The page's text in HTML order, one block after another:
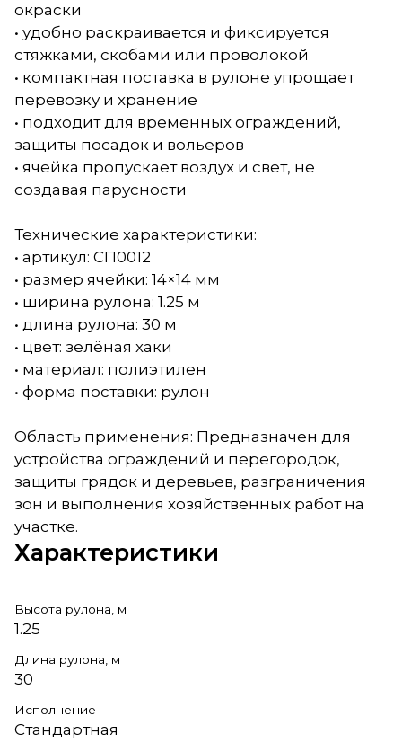
окраски
• удобно раскраивается и фиксируется
стяжками, скобами или проволокой
• компактная поставка в рулоне упрощает
перевозку и хранение
• подходит для временных ограждений,
защиты посадок и вольеров
• ячейка пропускает воздух и свет, не
создавая парусности
Технические характеристики:
• артикул: СП0012
• размер ячейки: 14×14 мм
• ширина рулона: 1.25 м
• длина рулона: 30 м
• цвет: зелёная хаки
• материал: полиэтилен
• форма поставки: рулон
Область применения: Предназначен для
устройства ограждений и перегородок,
защиты грядок и деревьев, разграничения
зон и выполнения хозяйственных работ на
участке.
Характеристики
Высота рулона, м
1.25
Длина рулона, м
30
Исполнение
Стандартная